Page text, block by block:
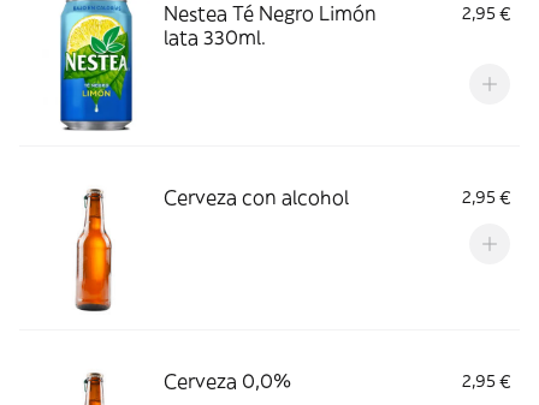
Nestea Té Negro Limón
lata 330ml.
2,95 €
Cerveza con alcohol 2,95 €
Cerveza 0,0% 2,95 €